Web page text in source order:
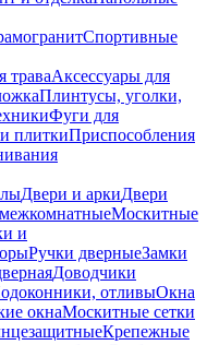
Спортивные
траваАксессуары для
Плинтусы, уголки,
Фуги для
плиткиПриспособления
Двери и аркиДвери
Москитные
и
Ручки дверныеЗамки
Доводчики
отливыОкна
окнаМоскитные сетки
Крепежные